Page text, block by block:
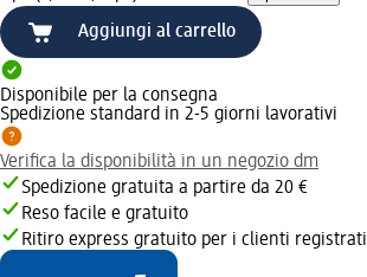
Aggiungi al carrello
Disponibile per la consegna
Spedizione standard in 2-5 giorni lavorativi
Verifica la disponibilità in un negozio dm
Spedizione gratuita a partire da 20 €
Reso facile e gratuito
Ritiro express gratuito per i clienti registrati